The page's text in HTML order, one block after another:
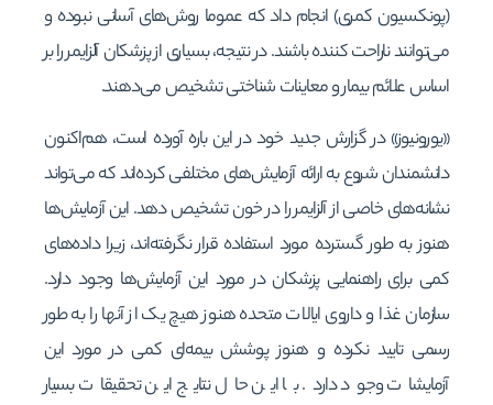
(پونکسیون کمری) انجام داد که عموما روش‌های آسانی نبوده و
می‌توانند ناراحت کننده باشند. در نتیجه، بسیاری از پزشکان آلزایمر را بر
اساس علائم بیمار و معاینات شناختی تشخیص می‌دهند.
«یورونیوز» در گزارش جدید خود در این باره آورده است، هم‌اکنون
دانشمندان شروع به ارائه آزمایش‌های مختلفی کرده‌اند که می‌تواند
نشانه‌های خاصی از آلزایمر را در خون تشخیص دهد. این آزمایش‌ها
هنوز به طور گسترده مورد استفاده قرار نگرفته‌اند، زیرا داده‌های
کمی برای راهنمایی پزشکان در مورد این آزمایش‌ها وجود دارد.
سازمان غذا و داروی ایالات متحده هنوز هیچ یک از آنها را به طور
رسمی تایید نکرده و هنوز پوشش بیمه‌ای کمی در مورد این
آزمایشات وجود دارد. با این حال نتایج این تحقیقات بسیار